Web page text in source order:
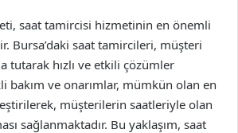
saat tamircisi hizmetinin en önemli
Bursa’daki saat tamircileri, müşteri
tutarak hızlı ve etkili çözümler
bakım ve onarımlar, mümkün olan en
müşterilerin saatleriyle olan
sağlanmaktadır. Bu yaklaşım, saat